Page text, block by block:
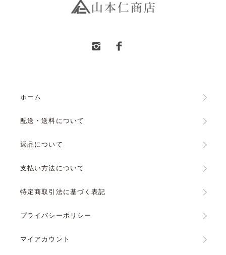
ホーム
配送・送料について
返品について
支払い方法について
特定商取引法に基づく表記
プライバシーポリシー
マイアカウント